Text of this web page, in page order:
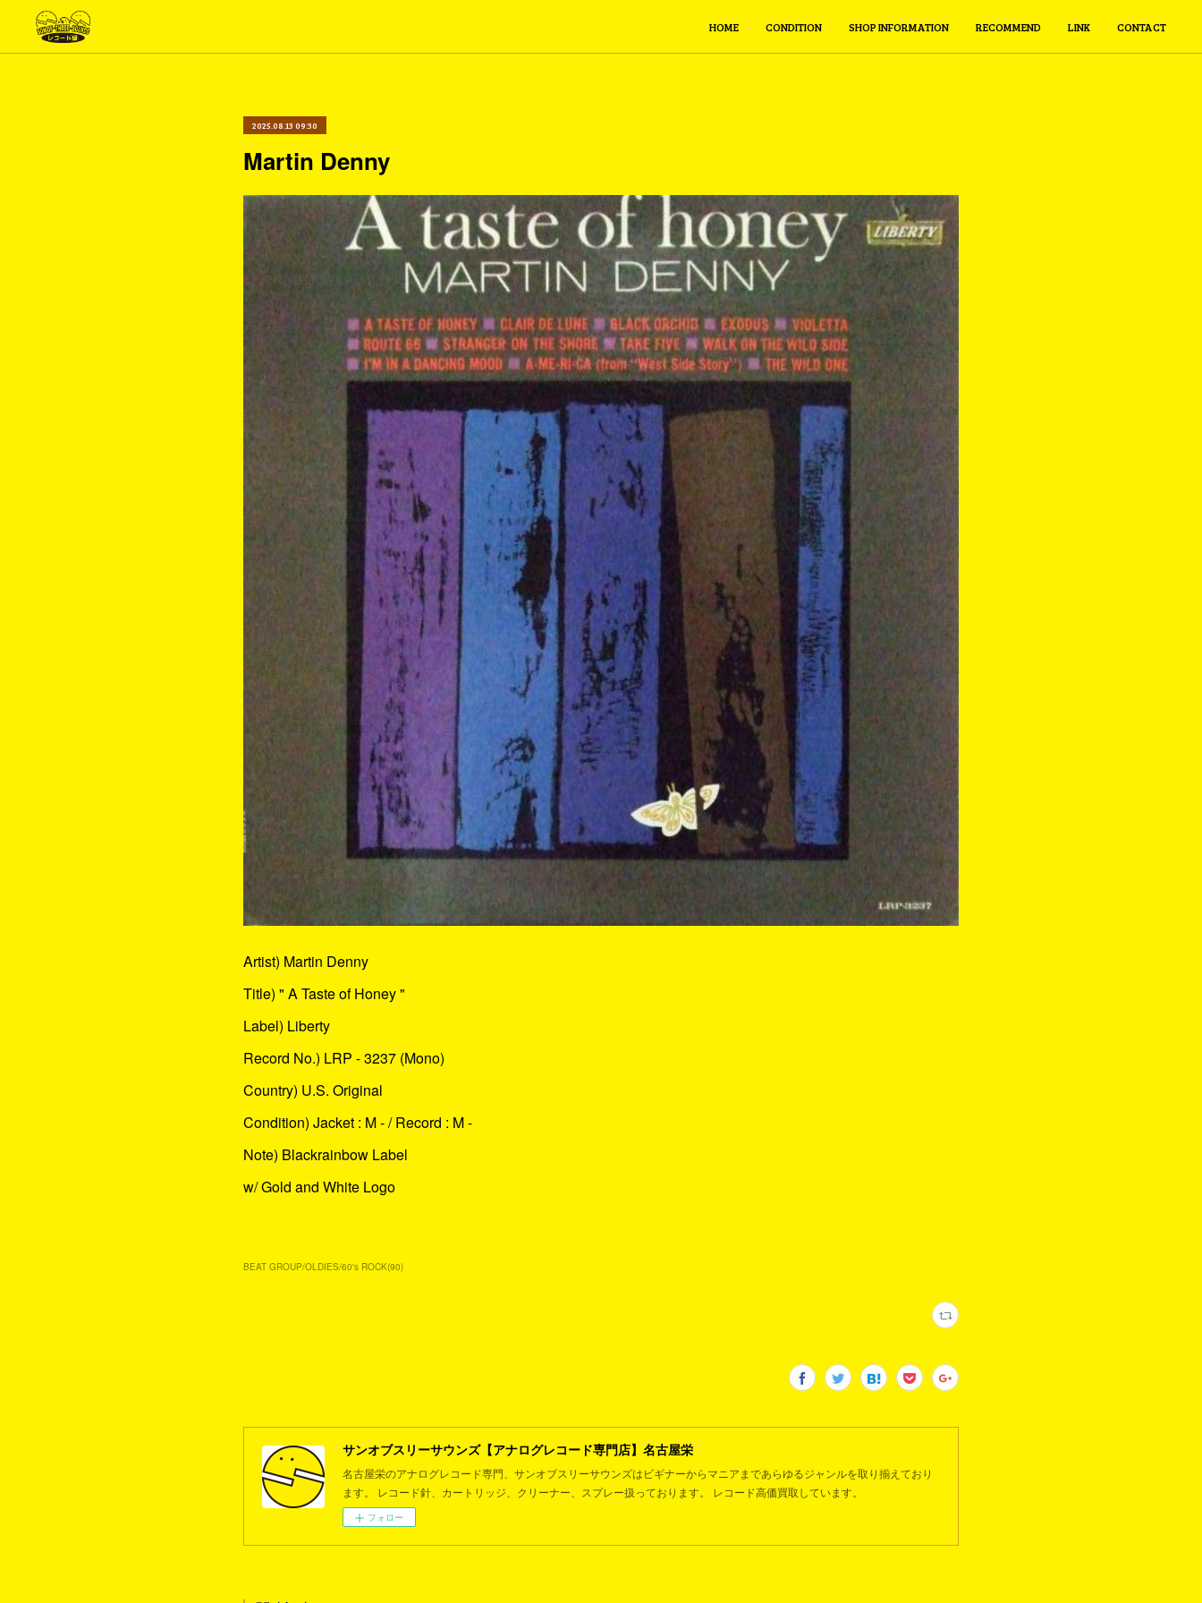
HOME CONDITION SHOP INFORMATION RECOMMEND LINK CONTACT
2025.08.13 09:30
Martin Denny
Artist) Martin Denny
Title) " A Taste of Honey "
Label) Liberty
Record No.) LRP - 3237 (Mono)
Country) U.S. Original
Condition) Jacket : M - / Record : M -
Note) Blackrainbow Label
w/ Gold and White Logo
BEAT GROUP/OLDIES/60's ROCK(90)
サンオブスリーサウンズ【アナログレコード専門店】名古屋栄
名古屋栄のアナログレコード専門、サンオブスリーサウンズはビギナーからマニアまであらゆるジャンルを取り揃えており
ます。 レコード針、カートリッジ、クリーナー、スプレー扱っております。 レコード高価買取しています。
フォロー